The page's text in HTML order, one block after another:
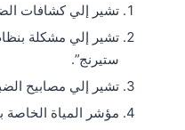
تشير إلي كشافات
تشير إلي مشكلة بنظام
ستيرنج”.
تشير إلي مصابيح
مؤشر المياة الخاصة